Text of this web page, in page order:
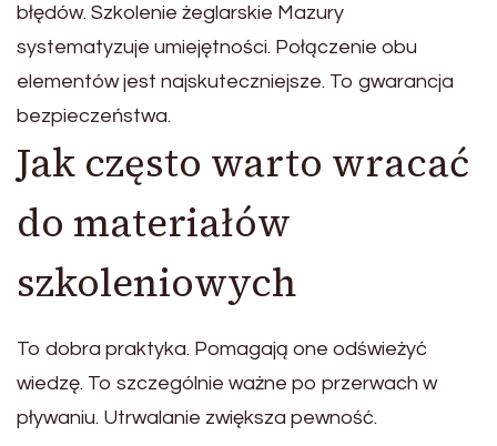
błędów. Szkolenie żeglarskie Mazury
systematyzuje umiejętności. Połączenie obu
elementów jest najskuteczniejsze. To gwarancja
bezpieczeństwa.
Jak często warto wracać
do materiałów
szkoleniowych
To dobra praktyka. Pomagają one odświeżyć
wiedzę. To szczególnie ważne po przerwach w
pływaniu. Utrwalanie zwiększa pewność.